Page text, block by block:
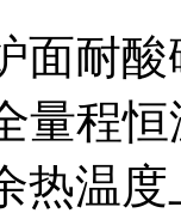
面耐
量程
热温